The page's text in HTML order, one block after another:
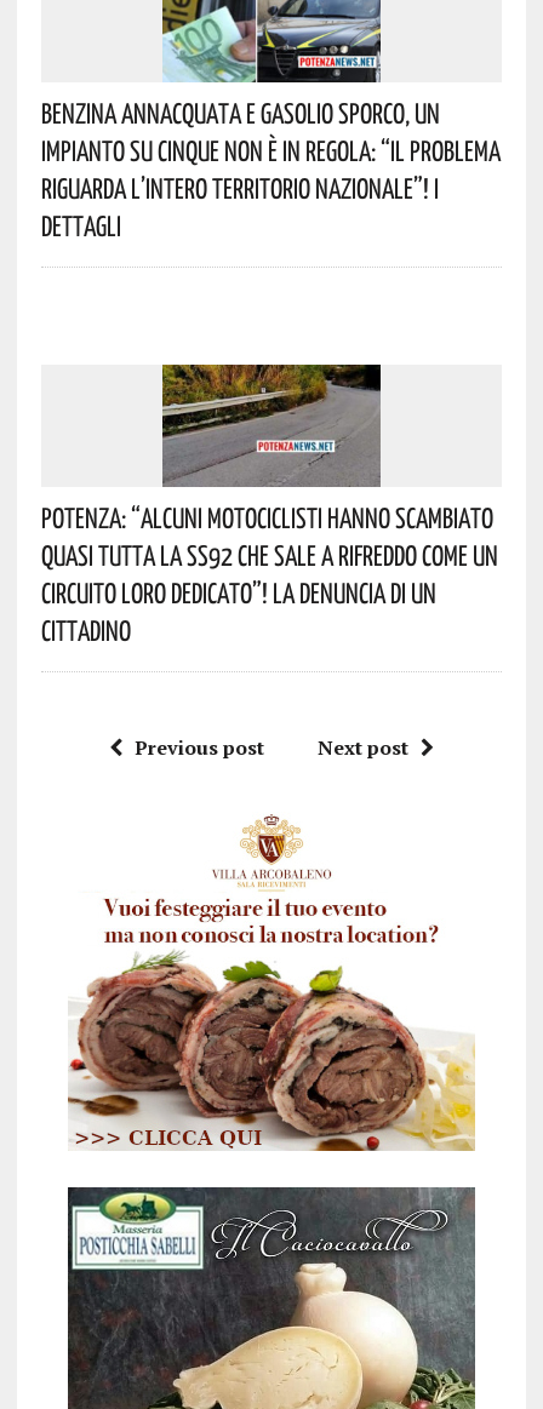
Benzina Annacquata E Gasolio Sporco, Un
Impianto Su Cinque Non È In Regola: “il Problema
Riguarda L’intero Territorio Nazionale”! I
Dettagli
Potenza: “alcuni Motociclisti Hanno Scambiato
Quasi Tutta La SS92 Che Sale A Rifreddo Come Un
Circuito Loro Dedicato”! La Denuncia Di Un
Cittadino
Previous post Next post